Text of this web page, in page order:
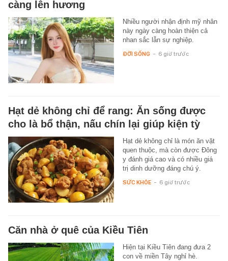
càng lên hương
Nhiều người nhận định mỹ nhân
này ngày càng hoàn thiện cả
nhan sắc lẫn sự nghiệp.
ĐỜI SỐNG - 6 giờ trước
Hạt dẻ không chỉ để rang: Ăn sống được
cho là bổ thận, nấu chín lại giúp kiện tỳ
Hạt dẻ không chỉ là món ăn vặt
quen thuộc, mà còn được Đông
y đánh giá cao và có nhiều giá
trị dinh dưỡng đáng chú ý.
SỨC KHỎE - 6 giờ trước
Căn nhà ở quê của Kiều Tiên
Hiện tại Kiều Tiên đang đưa 2
con về miền Tây nghỉ hè.